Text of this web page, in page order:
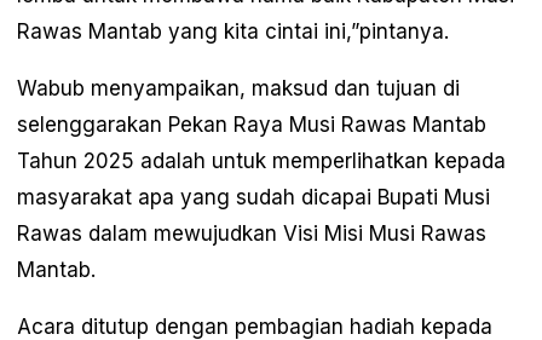
Rawas Mantab yang kita cintai ini,”pintanya.
Wabub menyampaikan, maksud dan tujuan di
selenggarakan Pekan Raya Musi Rawas Mantab
Tahun 2025 adalah untuk memperlihatkan kepada
masyarakat apa yang sudah dicapai Bupati Musi
Rawas dalam mewujudkan Visi Misi Musi Rawas
Mantab.
Acara ditutup dengan pembagian hadiah kepada